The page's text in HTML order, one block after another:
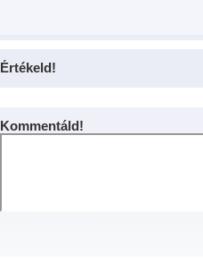
Értékeld!
Kommentáld!